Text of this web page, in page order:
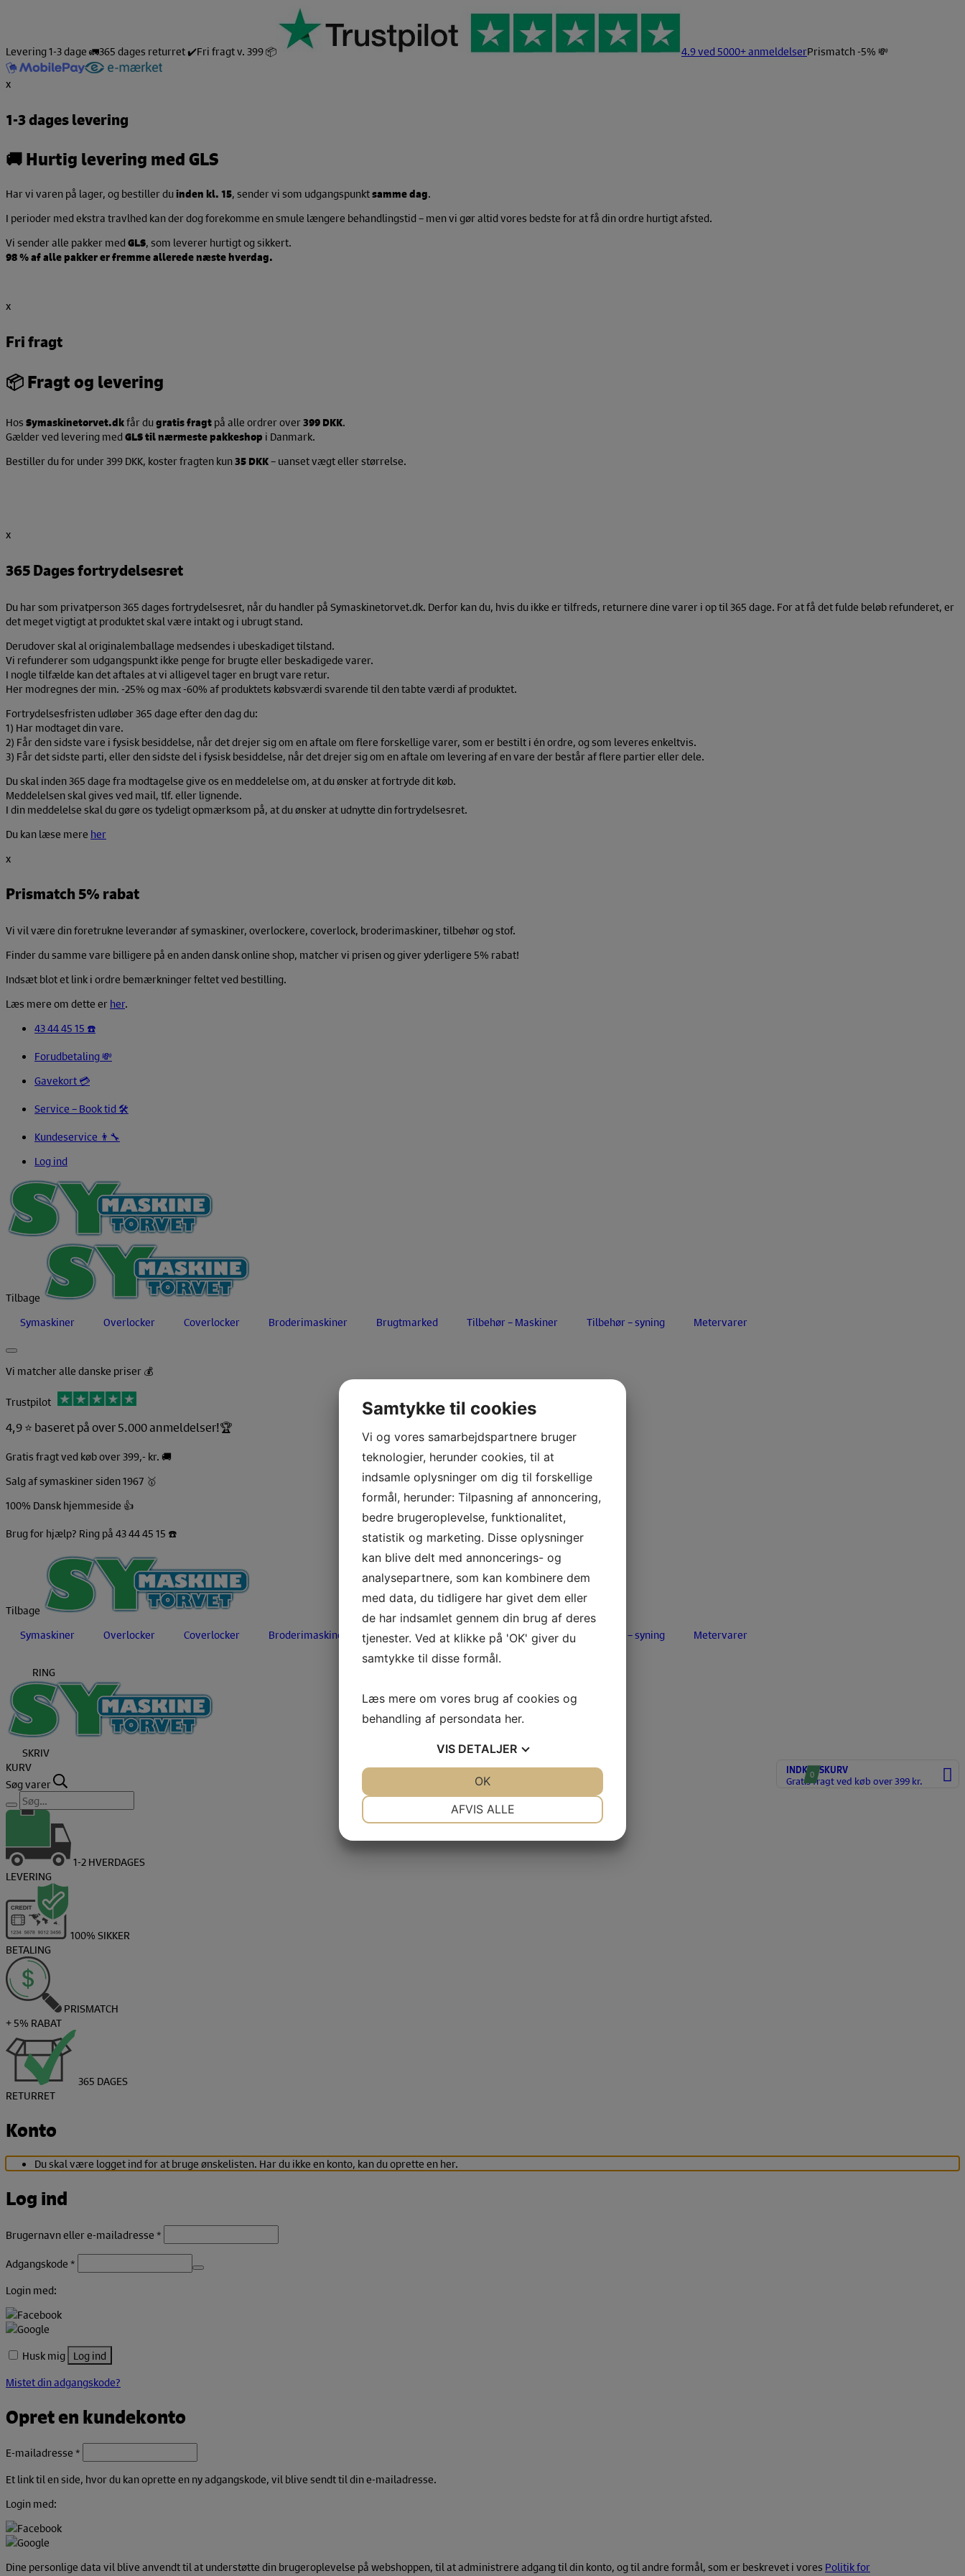
Levering 1-3 dage 🚛365 dages returret ✔️Fri fragt v. 399 📦 4.9 ved 5000+ anmeldelserPrismatch -5% 💸
x
1-3 dages levering
🚚 Hurtig levering med GLS
Har vi varen på lager, og bestiller du inden kl. 15, sender vi som udgangspunktsamme dag.
I perioder med ekstra travlhed kan der dog forekomme en smule længere behandlingstid – men vi gør altid vores bedste for at få din ordre hurtigt afsted.
Vi sender alle pakker med GLS, som leverer hurtigt og sikkert.
98 % af alle pakker er fremme allerede næste hverdag.
x
Fri fragt
📦 Fragt og levering
Hos Symaskinetorvet.dkfår du gratis fragt på alle ordrer over 399 DKK.
Gælder ved levering med GLS til nærmeste pakkeshop i Danmark.
Bestiller du for under 399 DKK, koster fragten kun35 DKK– uanset vægt eller størrelse.
x
365 Dages fortrydelsesret
Du har som privatperson 365 dages fortrydelsesret, når du handler på Symaskinetorvet.dk. Derfor kan du, hvis du ikke er tilfreds, returnere dine varer i op til 365 dage. For at få det fulde beløb refunderet, er
det meget vigtigt at produktet skal være intakt og i ubrugt stand.
Derudover skal al originalemballage medsendes i ubeskadiget tilstand.
Vi refunderer som udgangspunkt ikke penge for brugte eller beskadigede varer.
I nogle tilfælde kan det aftales at vi alligevel tager en brugt vare retur.
Her modregnes der min. -25% og max -60% af produktets købsværdi svarende til den tabte værdi af produktet.
Fortrydelsesfristen udløber 365 dage efter den dag du:
1) Har modtaget din vare.
2) Får den sidste vare i fysisk besiddelse, når det drejer sig om en aftale om flere forskellige varer, som er bestilt i én ordre, og som leveres enkeltvis.
3) Får det sidste parti, eller den sidste del i fysisk besiddelse, når det drejer sig om en aftale om levering af en vare der består af flere partier eller dele.
Du skal inden 365 dage fra modtagelse give os en meddelelse om, at du ønsker at fortryde dit køb.
Meddelelsen skal gives ved mail, tlf. eller lignende.
I din meddelelse skal du gøre os tydeligt opmærksom på, at du ønsker at udnytte din fortrydelsesret.
Du kan læse mere her
x
Prismatch 5% rabat
Vi vil være din foretrukne leverandør af symaskiner, overlockere, coverlock, broderimaskiner, tilbehør og stof.
Finder du samme vare billigere på en anden dansk online shop, matcher vi prisen og giver yderligere 5% rabat!
Indsæt blot et link i ordre bemærkninger feltet ved bestilling.
Læs mere om dette er her.
43 44 45 15 ☎️
Forudbetaling 💸
Gavekort 💳
Service – Book tid 🛠️
Kundeservice 👨‍🔧
Log ind
Tilbage
Symaskiner
Overlocker Coverlocker Broderimaskiner Brugtmarked Tilbehør – Maskiner Tilbehør – syning Metervarer
Vi matcher alle danske priser 💰
Trustpilot
4,9 ⭐️ baseret på over 5.000 anmeldelser!🏆
Gratis fragt ved køb over 399,- kr. 🚚
Salg af symaskiner siden 1967 🥇
100% Dansk hjemmeside 👍
Brug for hjælp? Ring på 43 44 45 15 ☎️
Tilbage
Symaskiner
Overlocker Coverlocker Broderimaskiner Brugtmarked Tilbehør – Maskiner Tilbehør – syning Metervarer
RING
SKRIV
0
INDKØBSKURV
Gratis fragt ved køb over 399 kr.
KURV
Søg varer
1-2 HVERDAGES
LEVERING
100% SIKKER
BETALING
PRISMATCH
+ 5% RABAT
365 DAGES
RETURRET
Konto
Du skal være logget ind for at bruge ønskelisten. Har du ikke en konto, kan du oprette en her.
Log ind
Brugernavn eller e-mailadresse *
Adgangskode *
Login med:
Husk mig Log ind
Mistet din adgangskode?
Opret en kundekonto
E-mailadresse *
Et link til en side, hvor du kan oprette en ny adgangskode, vil blive sendt til din e-mailadresse.
Login med:
Dine personlige data vil blive anvendt til at understøtte din brugeroplevelse på webshoppen, til at administrere adgang til din konto, og til andre formål, som er beskrevet i vores Politik for
Samtykke til cookies
Vi og vores samarbejdspartnere bruger
teknologier, herunder cookies, til at
indsamle oplysninger om dig til forskellige
formål, herunder: Tilpasning af annoncering,
bedre brugeroplevelse, funktionalitet,
statistik og marketing. Disse oplysninger
kan blive delt med annoncerings- og
analysepartnere, som kan kombinere dem
med data, du tidligere har givet dem eller
de har indsamlet gennem din brug af deres
tjenester. Ved at klikke på 'OK' giver du
samtykke til disse formål.
Læs mere om vores brug af cookies og
behandling af persondata her.
VIS DETALJER
AFVIS ALLE
OK